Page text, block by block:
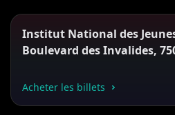
Institut National des
Boulevard des Invalides,
Acheter les billets